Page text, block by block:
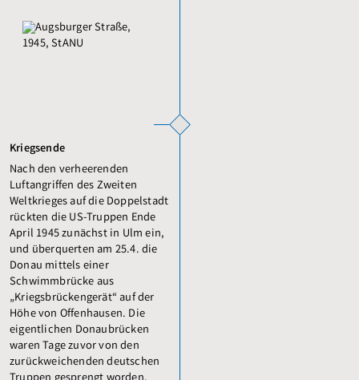
Kriegsende
Nach den verheerenden
Luftangriffen des Zweiten
Weltkrieges auf die Doppelstadt
rückten die US-Truppen Ende
April 1945 zunächst in Ulm ein,
und überquerten am 25.4. die
Donau mittels einer
Schwimmbrücke aus
„Kriegsbrückengerät“ auf der
Höhe von Offenhausen. Die
eigentlichen Donaubrücken
waren Tage zuvor von den
zurückweichenden deutschen